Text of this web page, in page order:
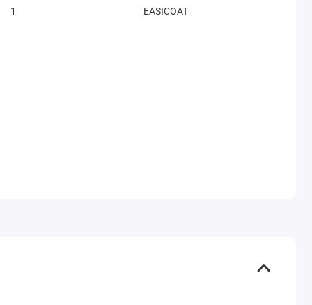
1 EASICOAT